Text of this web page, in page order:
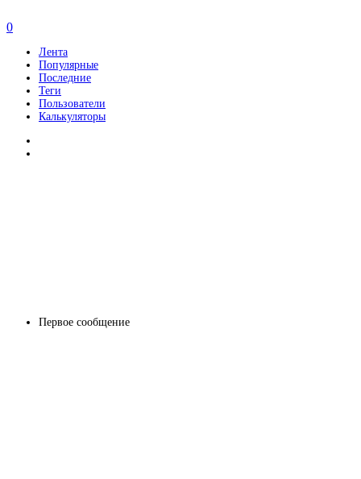
Первое сообщение
0
Лента
Популярные
Последние
Теги
Пользователи
Калькуляторы